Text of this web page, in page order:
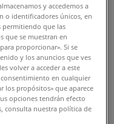
de Luuna
y accedemos a
o identificadores únicos, en
permitiendo que las
que se muestran en
proporcionar». Si se
y los anuncios que ves
volver a acceder a este
en cualquier
los propósitos» que aparece
opciones tendrán efecto
consulta nuestra política de